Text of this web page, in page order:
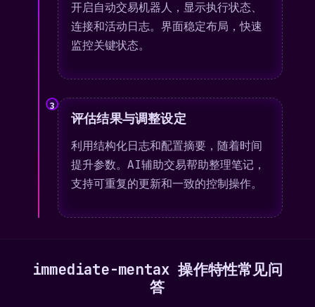
开启自动交易机器人，显示执行状态、
连接和活动日志。界面稳定布局，快速
监控关键状态。
3
评估结果与调整设定
利用结构化日志和配置摘要，随着时间
提升参数。AI辅助交易帮助整理笔记，
支持可重复的更新和一致的控制操作。
immediate-mentax 操作特性常见问
答